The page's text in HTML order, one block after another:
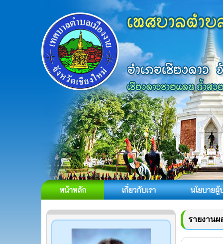
รายงาน